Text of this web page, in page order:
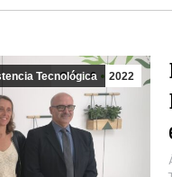
Oct 6 2022
Tecnológica